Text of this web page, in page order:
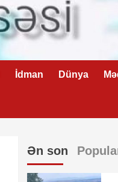
İdman Dünya
Ən son